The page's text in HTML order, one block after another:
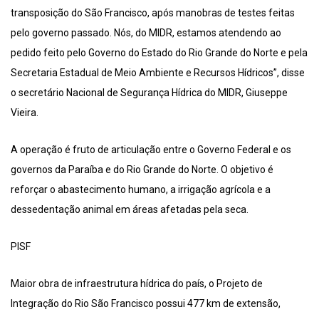
transposição do São Francisco, após manobras de testes feitas
pelo governo passado. Nós, do MIDR, estamos atendendo ao
pedido feito pelo Governo do Estado do Rio Grande do Norte e pela
Secretaria Estadual de Meio Ambiente e Recursos Hídricos”, disse
o secretário Nacional de Segurança Hídrica do MIDR, Giuseppe
Vieira.
A operação é fruto de articulação entre o Governo Federal e os
governos da Paraíba e do Rio Grande do Norte. O objetivo é
reforçar o abastecimento humano, a irrigação agrícola e a
dessedentação animal em áreas afetadas pela seca.
PISF
Maior obra de infraestrutura hídrica do país, o Projeto de
Integração do Rio São Francisco possui 477 km de extensão,